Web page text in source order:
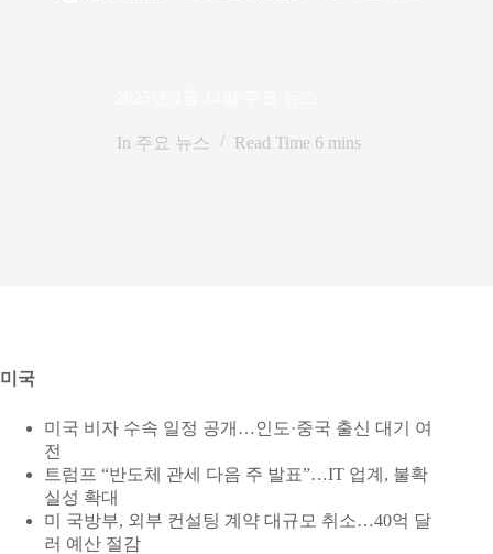
In 주요 뉴스 Read Time 6 mins
미국
미국 비자 수속 일정 공개…인도·중국 출신 대기 여
전
트럼프 “반도체 관세 다음 주 발표”…IT 업계, 불확
실성 확대
미 국방부, 외부 컨설팅 계약 대규모 취소…40억 달
러 예산 절감